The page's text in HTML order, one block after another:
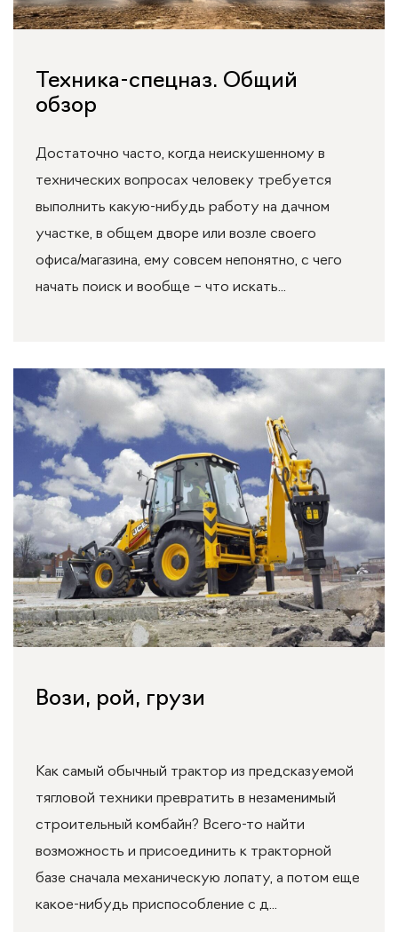
Техника-спецназ. Общий
обзор
Достаточно часто, когда неискушенному в
технических вопросах человеку требуется
выполнить какую-нибудь работу на дачном
участке, в общем дворе или возле своего
офиса/магазина, ему совсем непонятно, с чего
начать поиск и вообще – что искать...
Вози, рой, грузи
Как самый обычный трактор из предсказуемой
тягловой техники превратить в незаменимый
строительный комбайн? Всего-то найти
возможность и присоединить к тракторной
базе сначала механическую лопату, а потом еще
какое-нибудь приспособление с д...